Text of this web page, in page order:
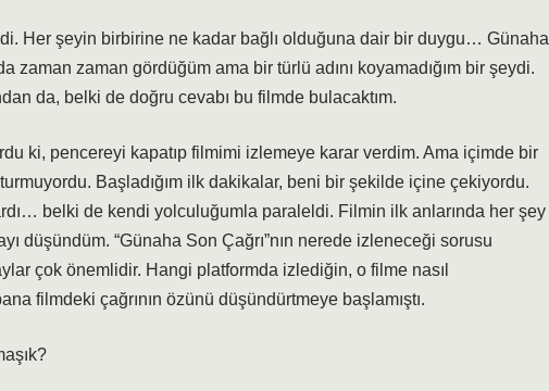
Her şeyin birbirine ne kadar bağlı olduğuna dair bir duygu… Günaha
zaman zaman gördüğüm ama bir türlü adını koyamadığım bir şeydi.
da, belki de doğru cevabı bu filmde bulacaktım.
ki, pencereyi kapatıp filmimi izlemeye karar verdim. Ama içimde bir
Başladığım ilk dakikalar, beni bir şekilde içine çekiyordu.
belki de kendi yolculuğumla paraleldi. Filmin ilk anlarında her şey
düşündüm. “Günaha Son Çağrı”nın nerede izleneceği sorusu
çok önemlidir. Hangi platformda izlediğin, o filme nasıl
filmdeki çağrının özünü düşündürtmeye başlamıştı.